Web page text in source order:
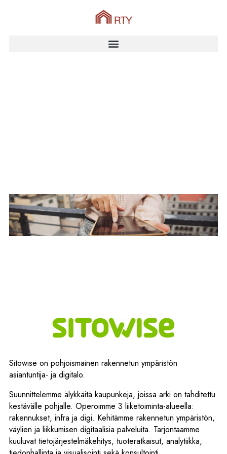
Sitowise on pohjoismainen rakennetun ympäristön
asiantuntija- ja digitalo.
Suunnittelemme älykkäitä kaupunkeja, joissa arki on tahditettu
kestävälle pohjalle. Operoimme 3 liiketoiminta-alueella:
rakennukset, infra ja digi. Kehitämme rakennetun ympäristön,
väylien ja liikkumisen digitaalisia palveluita. Tarjontaamme
kuuluvat tietojärjestelmäkehitys, tuoteratkaisut, analytiikka,